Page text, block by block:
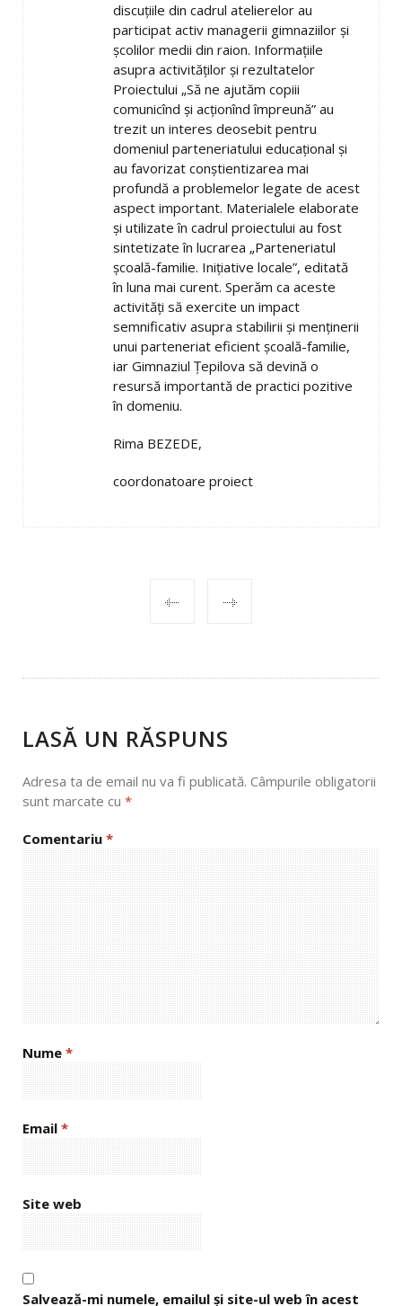
discuţiile din cadrul atelierelor au
participat activ managerii gimnaziilor şi
şcolilor medii din raion. Informaţiile
asupra activităţilor şi rezultatelor
Proiectului „Să ne ajutăm copiii
comunicînd şi acţionînd împreună” au
trezit un interes deosebit pentru
domeniul parteneriatului educaţional şi
au favorizat conştientizarea mai
profundă a problemelor legate de acest
aspect important. Materialele elaborate
şi utilizate în cadrul proiectului au fost
sintetizate în lucrarea „Parteneriatul
şcoală-familie. Iniţiative locale”, editată
în luna mai curent. Sperăm ca aceste
activităţi să exercite un impact
semnificativ asupra stabilirii şi menţinerii
unui parteneriat eficient şcoală-familie,
iar Gimnaziul Ţepilova să devină o
resursă importantă de practici pozitive
în domeniu.
Rima BEZEDE,
coordonatoare proiect
NAVIGATION
LASĂ UN RĂSPUNS
Adresa ta de email nu va fi publicată. Câmpurile obligatorii
sunt marcate cu *
Comentariu *
Nume *
Email *
Site web
Salvează-mi numele, emailul și site-ul web în acest